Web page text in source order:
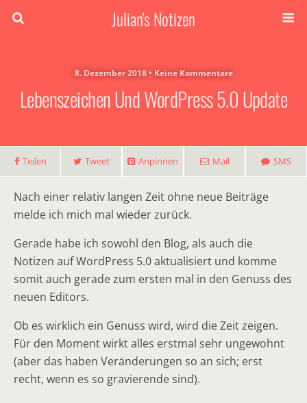
Julian's Notizen
8. Dezember 2018 • Keine Kommentare
Lebenszeichen Und WordPress 5.0 Update
Teilen Tweet Anpinnen Mail SMS
Nach einer relativ langen Zeit ohne neue Beiträge
melde ich mich mal wieder zurück.
Gerade habe ich sowohl den Blog, als auch die
Notizen auf WordPress 5.0 aktualisiert und komme
somit auch gerade zum ersten mal in den Genuss des
neuen Editors.
Ob es wirklich ein Genuss wird, wird die Zeit zeigen.
Für den Moment wirkt alles erstmal sehr ungewohnt
(aber das haben Veränderungen so an sich; erst
recht, wenn es so gravierende sind).